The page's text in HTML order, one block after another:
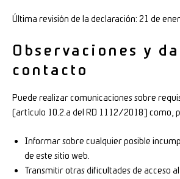
Última revisión de la declaración: 21 de
Observaciones y
contacto
Puede realizar comunicaciones sobre
[artículo 10.2.a del RD 1112/2018] como,
Informar sobre cualquier posible
de este sitio web.
Transmitir otras dificultades de acceso